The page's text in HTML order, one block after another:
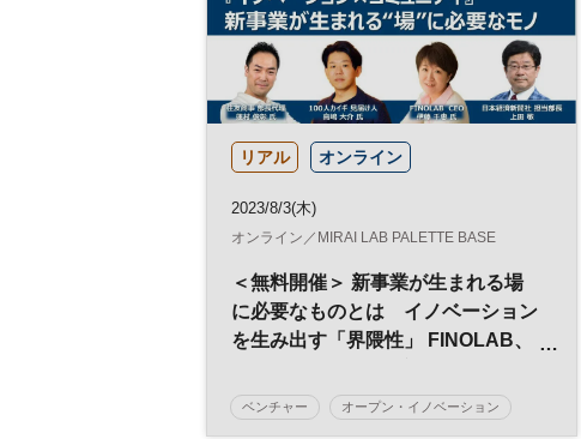
リアル オンライン
2023/8/3(木)
オンライン／MIRAI LAB PALETTE BASE
＜無料開催＞ 新事業が生まれる場
に必要なものとは イノベーション
を生み出す「界隈性」 FINOLAB、
ティプロデューサーが集結 新規事
業創出になぜコミュニティが必要な
ベンチャー オープン・イノベーション